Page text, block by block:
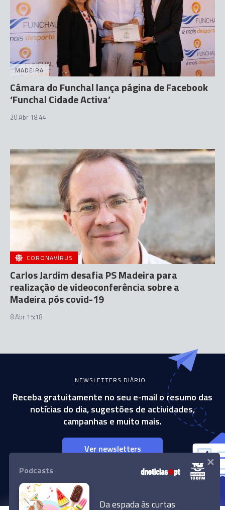
MADEIRA
Câmara do Funchal lança página de Facebook
‘Funchal Cidade Activa’
20 Abr 18:44
CORONAVÍRUS
Carlos Jardim desafia PS Madeira para
realização de videoconferência sobre a
Madeira pós covid-19
8 Abr 15:18
NEWSLETTERS DIÁRIO
Receba gratuitamente no seu e-mail o resumo das
notícias do dia, sugestões de actividades,
campanhas e muito mais.
Ver newsletters
Consulte as opções e subscreva
gratuitamente as suas preferências.
Podcasts
Da espada às curtas
×